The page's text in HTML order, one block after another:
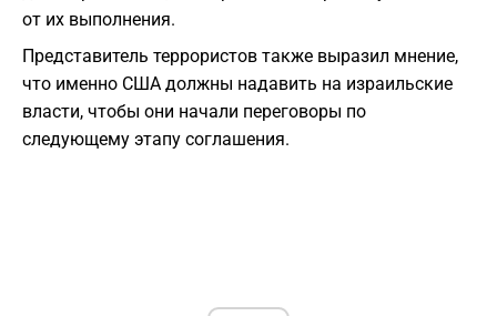
от их выполнения.
Представитель террористов также выразил мнение,
что именно США должны надавить на израильские
власти, чтобы они начали переговоры по
следующему этапу соглашения.